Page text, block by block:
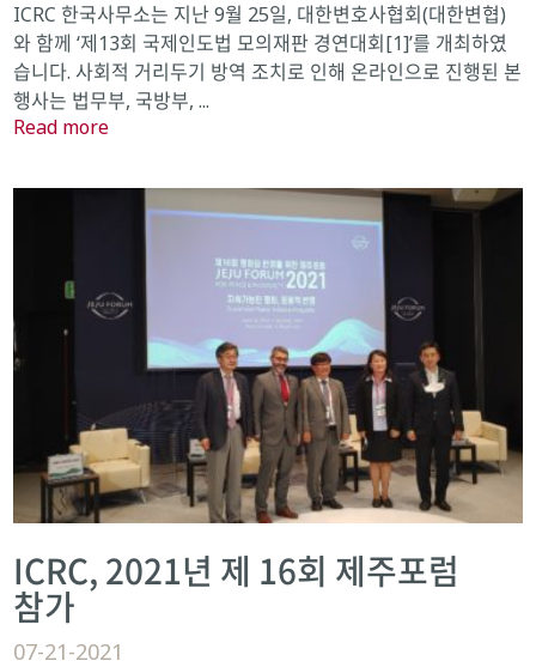
ICRC 한국사무소는 지난 9월 25일, 대한변호사협회(대한변협)
와 함께 ‘제13회 국제인도법 모의재판 경연대회[1]’를 개최하였
습니다. 사회적 거리두기 방역 조치로 인해 온라인으로 진행된 본
행사는 법무부, 국방부, ...
Read more
ICRC, 2021년 제 16회 제주포럼
참가
07-21-2021